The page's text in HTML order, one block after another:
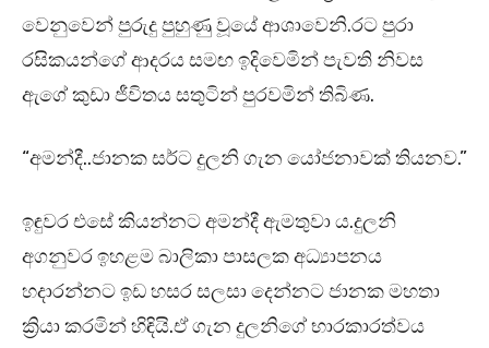
වෙනුවෙන් පුරුදු පුහුණු වූයේ ආශාවෙනි.රට පුරා
රසිකයන්ගේ ආදරය සමඟ ඉදිවෙමින් පැවති නිවස
ඇගේ කුඩා ජීවිතය සතුටින් පුරවමින් තිබිණ.
“අමන්දී..ජානක සර්ට දුලනි ගැන යෝජනාවක් තියනව.”
ඉඳුවර එසේ කියන්නට අමන්දී ඇමතුවා ය.දුලනි
අගනුවර ඉහළම බාලිකා පාසලක අධ්‍යාපනය
හදාරන්නට ඉඩ හසර සලසා දෙන්නට ජානක මහතා
ක්‍රියා කරමින් හිඳියි.ඒ ගැන දුලනිගේ භාරකාරත්වය